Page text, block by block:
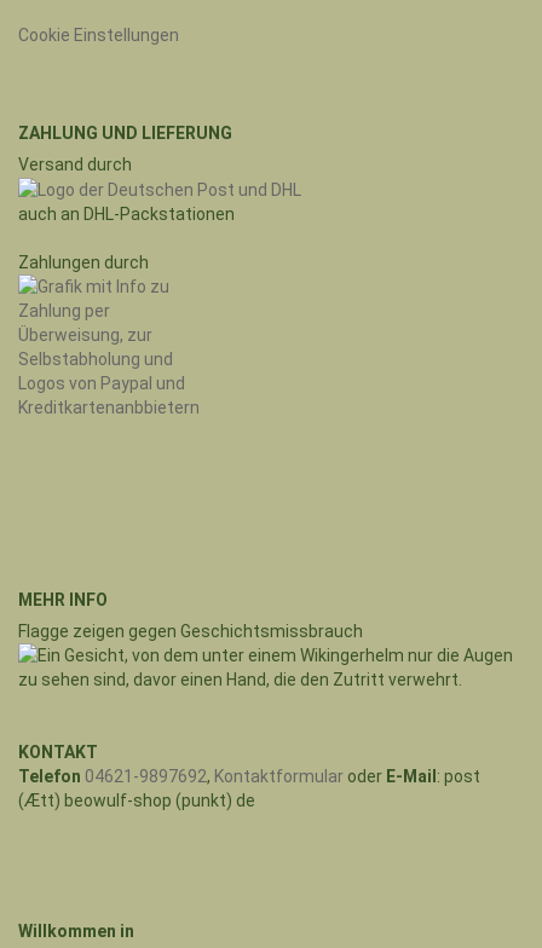
Cookie Einstellungen
ZAHLUNG UND LIEFERUNG
Versand durch
auch an DHL-Packstationen
Zahlungen durch
MEHR INFO
Flagge zeigen gegen Geschichtsmissbrauch
KONTAKT
Telefon 04621-9897692, Kontaktformular oder E-Mail : post
(Ætt) beowulf-shop (punkt) de
Willkommen in